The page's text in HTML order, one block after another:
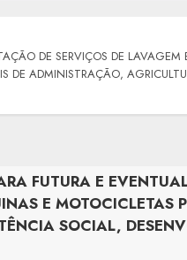
DE SERVIÇOS DE LAVAGEM
DE ADMINISTRAÇÃO,
FUTURA E
E MOTOCICLETAS
SOCIAL,